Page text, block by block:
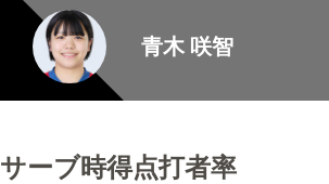
青木 咲智
サーブ時得点打者率